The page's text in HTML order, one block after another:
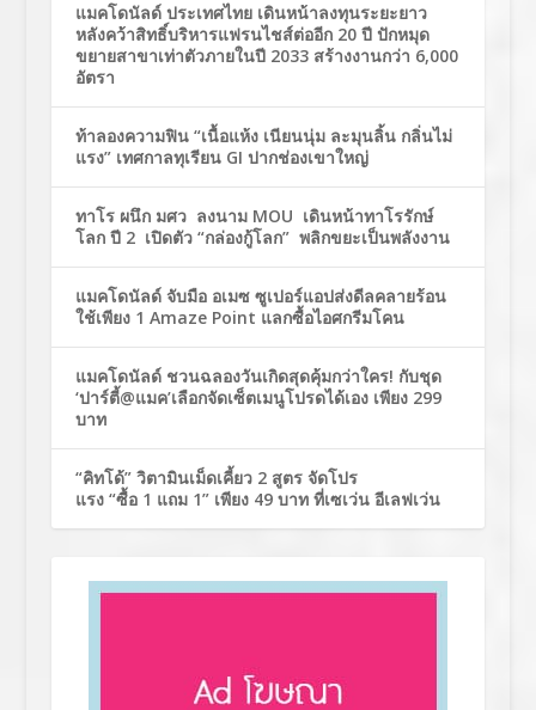
แมคโดนัลด์ ประเทศไทย เดินหน้าลงทุนระยะยาว
หลังคว้าสิทธิ์บริหารแฟรนไชส์ต่ออีก 20 ปี ปักหมุด
ขยายสาขาเท่าตัวภายในปี 2033 สร้างงานกว่า 6,000
อัตรา
ท้าลองความฟิน “เนื้อแห้ง เนียนนุ่ม ละมุนลิ้น กลิ่นไม่
แรง” เทศกาลทุเรียน GI ปากช่องเขาใหญ่
ทาโร ผนึก มศว ลงนาม MOU เดินหน้าทาโรรักษ์
โลก ปี 2 เปิดตัว “กล่องกู้โลก” พลิกขยะเป็นพลังงาน
แมคโดนัลด์ จับมือ อเมซ ซูเปอร์แอปส่งดีลคลายร้อน
ใช้เพียง 1 Amaze Point แลกซื้อไอศกรีมโคน
แมคโดนัลด์ ชวนฉลองวันเกิดสุดคุ้มกว่าใคร! กับชุด
‘ปาร์ตี้@แมค’เลือกจัดเซ็ตเมนูโปรดได้เอง เพียง 299
บาท
“คิทโด้” วิตามินเม็ดเคี้ยว 2 สูตร จัดโปร
แรง “ซื้อ 1 แถม 1” เพียง 49 บาท ที่เซเว่น อีเลฟเว่น